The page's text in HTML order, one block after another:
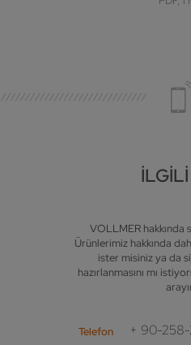
VOLLMER hakkında
Ürünlerimiz hakkında
ister misiniz ya da
hazırlanmasını mı
Telefon + 90-